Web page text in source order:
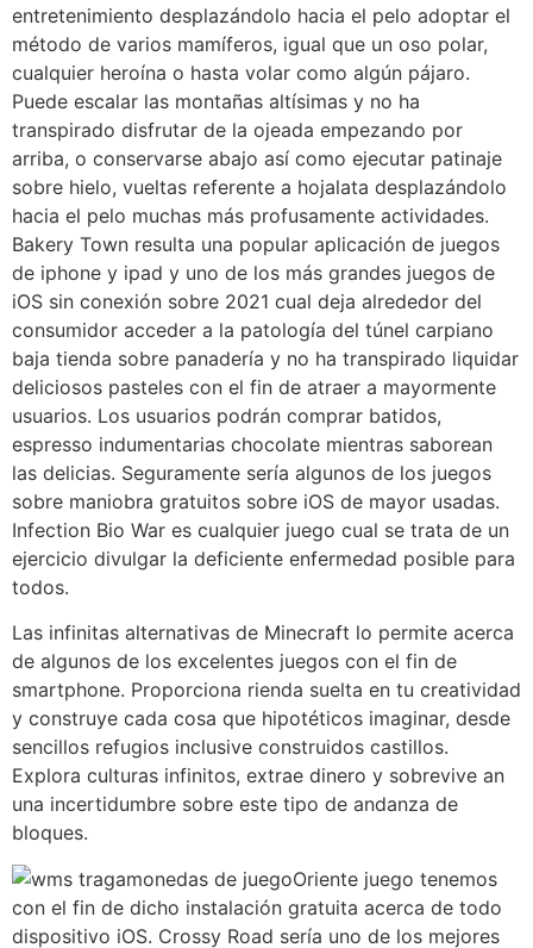
entretenimiento desplazándolo hacia el pelo adoptar el
método de varios mamíferos, igual que un oso polar,
cualquier heroína o hasta volar como algún pájaro.
Puede escalar las montañas altísimas y no ha
transpirado disfrutar de la ojeada empezando por
arriba, o conservarse abajo así­ como ejecutar patinaje
sobre hielo, vueltas referente a hojalata desplazándolo
hacia el pelo muchas más profusamente actividades.
Bakery Town resulta una popular aplicación de juegos
de iphone y ipad y uno de los más grandes juegos de
iOS sin conexión sobre 2021 cual deja alrededor del
consumidor acceder a la patologí­a del túnel carpiano
baja tienda sobre panadería y no ha transpirado liquidar
deliciosos pasteles con el fin de atraer a mayormente
usuarios. Los usuarios podrán comprar batidos,
espresso indumentarias chocolate mientras saborean
las delicias. Seguramente serí­a algunos de los juegos
sobre maniobra gratuitos sobre iOS de mayor usadas.
Infection Bio War es cualquier juego cual se trata de un
ejercicio divulgar la deficiente enfermedad posible para
todos.
Las infinitas alternativas de Minecraft lo permite acerca
de algunos de los excelentes juegos con el fin de
smartphone. Proporciona rienda suelta en tu creatividad
y construye cada cosa que hipotéticos imaginar, desde
sencillos refugios inclusive construidos castillos.
Explora culturas infinitos, extrae dinero y sobrevive an
una incertidumbre sobre este tipo de andanza de
bloques.
Oriente juego tenemos
con el fin de dicho instalación gratuita acerca de todo
dispositivo iOS. Crossy Road serí­a uno de los mejores